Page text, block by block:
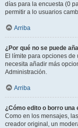
días para la encuesta (0
permitir a lo usuarios
Arriba
¿Por qué no se puede
El límite para opciones
necesita añadir más
Administración.
Arriba
¿Cómo edito o borro una
Como en los mensajes,
creador original, un